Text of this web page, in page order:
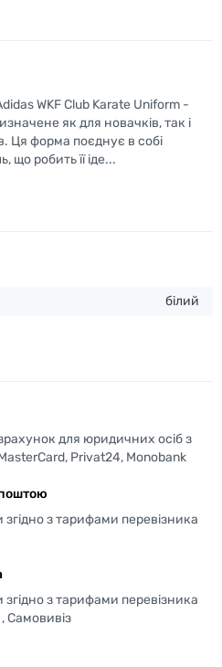
WKF Club Karate Uniform -
як для новачків, так і
Ця форма поєднує в собі
що робить її іде...
білий
для юридичних осіб з
Privat24, Monobank
згідно з тарифами перевізника
згідно з тарифами перевізника
, Самовивіз